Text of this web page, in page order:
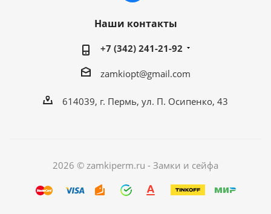
Наши контакты
+7 (342) 241-21-92
zamkiopt@gmail.com
614039, г. Пермь, ул. П. Осипенко, 43
2026 © zamkiperm.ru - Замки и сейфа